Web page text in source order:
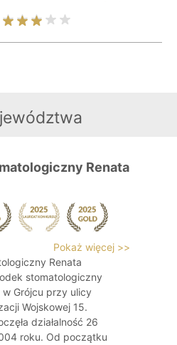
Renata
Pokaż więcej >>
Renata
stomatologiczny
Grójcu przy ulicy
Wojskowej 15.
działalność 26
roku. Od początku